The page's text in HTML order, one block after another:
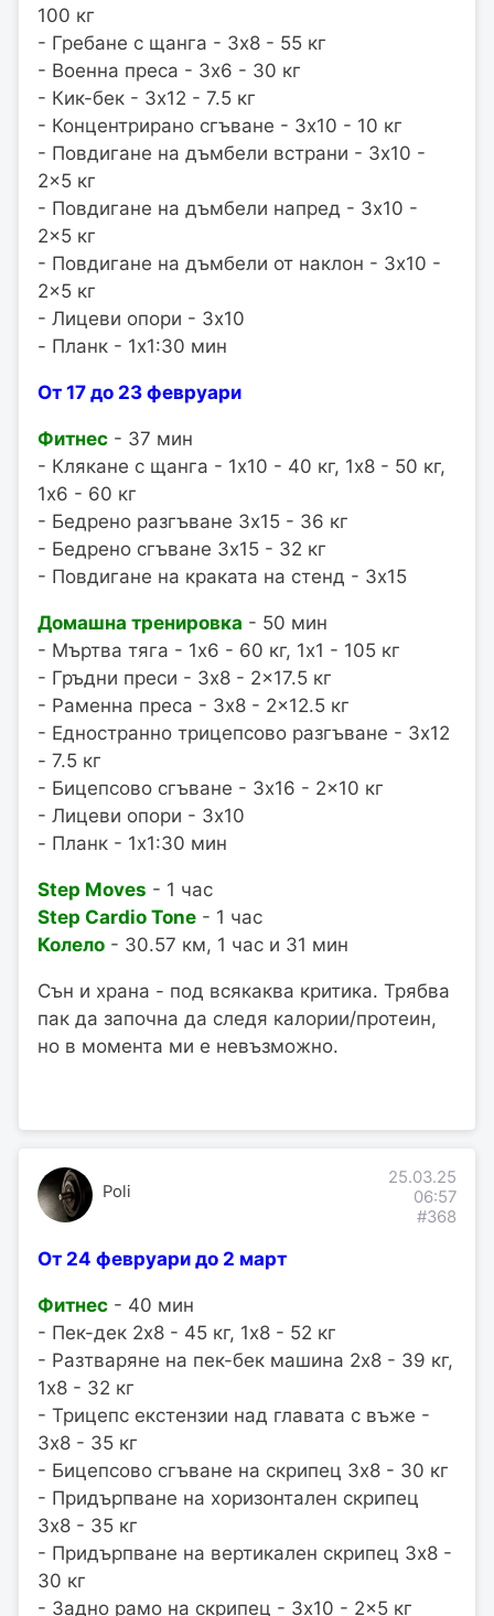
100 кг
- Гребане с щанга - 3x8 - 55 кг
- Военна преса - 3x6 - 30 кг
- Кик-бек - 3x12 - 7.5 кг
- Концентрирано сгъване - 3x10 - 10 кг
- Повдигане на дъмбели встрани - 3x10 -
2x5 кг
- Повдигане на дъмбели напред - 3x10 -
2x5 кг
- Повдигане на дъмбели от наклон - 3x10 -
2x5 кг
- Лицеви опори - 3x10
- Планк - 1x1:30 мин
От 17 до 23 февруари
Фитнес - 37 мин
- Клякане с щанга - 1x10 - 40 кг, 1x8 - 50 кг,
1x6 - 60 кг
- Бедрено разгъване 3x15 - 36 кг
- Бедрено сгъване 3x15 - 32 кг
- Повдигане на краката на стенд - 3x15
Домашна тренировка - 50 мин
- Мъртва тяга - 1x6 - 60 кг, 1x1 - 105 кг
- Гръдни преси - 3x8 - 2x17.5 кг
- Раменна преса - 3x8 - 2x12.5 кг
- Едностранно трицепсово разгъване - 3x12
- 7.5 кг
- Бицепсово сгъване - 3x16 - 2x10 кг
- Лицеви опори - 3x10
- Планк - 1x1:30 мин
Step Moves - 1 час
Step Cardio Tone - 1 час
Колело - 30.57 км, 1 час и 31 мин
Сън и храна - под всякаква критика. Трябва
пак да започна да следя калории/протеин,
но в момента ми е невъзможно.
Poli
25.03.25
06:57
#368
От 24 февруари до 2 март
Фитнес - 40 мин
- Пек-дек 2x8 - 45 кг, 1x8 - 52 кг
- Разтваряне на пек-бек машина 2x8 - 39 кг,
1x8 - 32 кг
- Трицепс екстензии над главата с въже -
3x8 - 35 кг
- Бицепсово сгъване на скрипец 3x8 - 30 кг
- Придърпване на хоризонтален скрипец
3x8 - 35 кг
- Придърпване на вертикален скрипец 3x8 -
30 кг
- Задно рамо на скрипец - 3x10 - 2x5 кг